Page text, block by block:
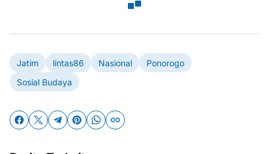
Jatim lintas86 Nasional
Ponorogo
Sosial Budaya